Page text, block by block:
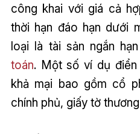
công khai với giá cả
thời hạn đáo hạn dưới
loại là tài sản ngắn
toán. Một số ví dụ điển
khả mại bao gồm cổ
chính phủ, giấy tờ